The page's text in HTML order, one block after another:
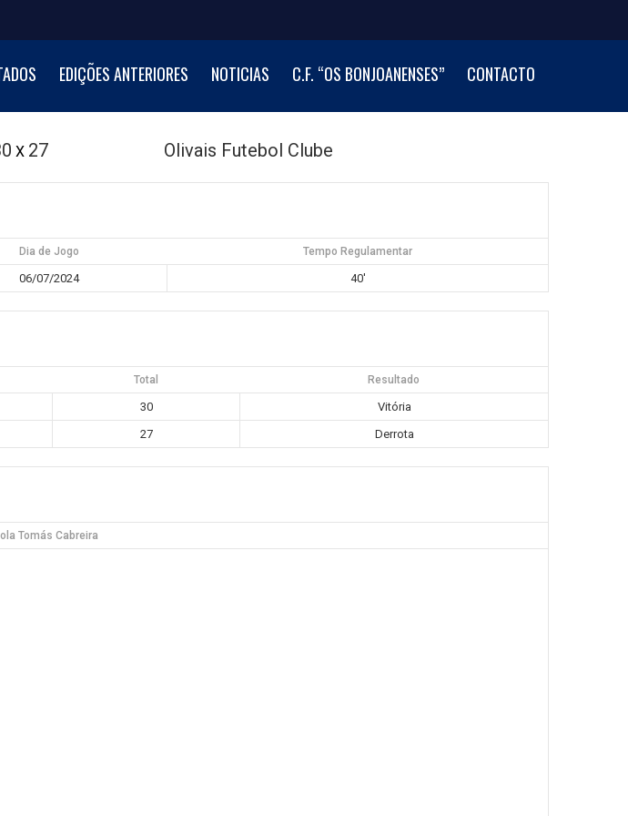
EDIÇÕES ANTERIORES NOTICIAS C.F. “OS BONJOANENSES” CONTACTO
X 27 Olivais Futebol Clube
Dia de Jogo Tempo Regulamentar
06/07/2024 40'
Total Resultado
30
Vitória
27 Derrota
Tomás Cabreira